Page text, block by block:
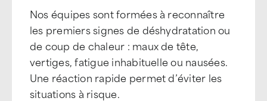
Nos équipes sont formées à reconnaître
les premiers signes de déshydratation ou
de coup de chaleur : maux de tête,
vertiges, fatigue inhabituelle ou nausées.
Une réaction rapide permet d’éviter les
situations à risque.